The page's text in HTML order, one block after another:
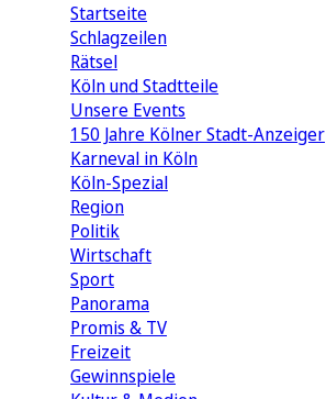
Startseite
Schlagzeilen
Rätsel
Köln und Stadtteile
Unsere Events
150 Jahre Kölner Stadt-Anzeiger
Karneval in Köln
Köln-Spezial
Region
Politik
Wirtschaft
Sport
Panorama
Promis & TV
Freizeit
Gewinnspiele